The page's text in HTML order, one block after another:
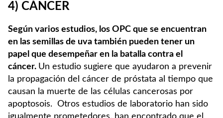
4) CÁNCER
Según varios estudios, los OPC que se encuentran
en las semillas de uva también pueden tener un
papel que desempeñar en la batalla contra el
cáncer. Un estudio sugiere que ayudaron a prevenir
la propagación del cáncer de próstata al tiempo que
causan la muerte de las células cancerosas por
apoptosois. Otros estudios de laboratorio han sido